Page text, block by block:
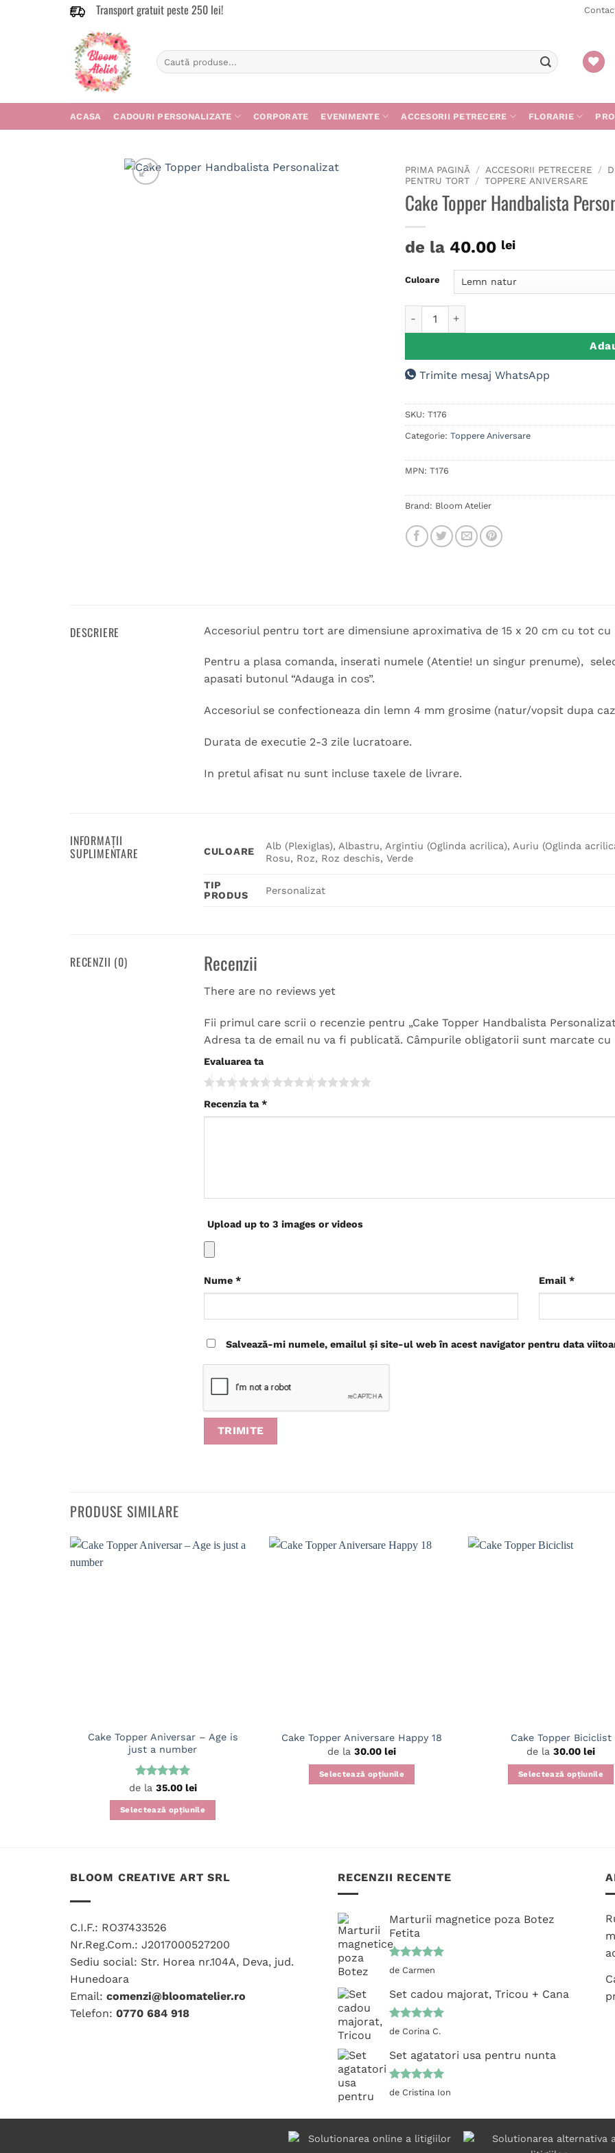
Transport gratuit peste 250 lei!
Caută
după:
ACASA CADOURI PERSONALIZATE CORPORATE EVENIMENTE ACCESORII PETRECERE FLORARIE
PRIMA PAGINĂ / ACCESORII PETRECERE /
PENTRU TORT / TOPPERE ANIVERSARE
Cake Topper Handbalista
de la 40.00 lei
Culoare
Trimite mesaj WhatsApp
SKU: T176
Categorie: Toppere Aniversare
MPN: T176
Brand: Bloom Atelier
DESCRIERE Accesoriul pentru tort are dimensiune aproximativa de 15 x 20 cm cu tot cu
Pentru a plasa comanda, inserati numele (Atentie! un singur prenume),
apasati butonul “Adauga in cos”.
Accesoriul se confectioneaza din lemn 4 mm grosime (natur/vopsit dupa
Durata de executie 2-3 zile lucratoare.
In pretul afisat nu sunt incluse taxele de livrare.
INFORMAȚII
SUPLIMENTARE CULOARE
Alb (Plexiglas), Albastru, Argintiu (Oglinda acrilica), Auriu (Oglinda
Rosu, Roz, Roz deschis, Verde
TIP
PRODUS
Personalizat
RECENZII (0) Recenzii
There are no reviews yet
Fii primul care scrii o recenzie pentru „Cake Topper Handbalista
Adresa ta de email nu va fi publicată. Câmpurile obligatorii sunt marcate cu
Evaluarea ta
Recenzia ta *
Upload up to 3 images or videos
Nume * Email *
Salvează-mi numele, emailul și site-ul web în acest navigator pentru data
PRODUSE SIMILARE
Cake Topper Aniversar – Age is
just a number
Evaluat la
de la 35.00 lei
Selectează opțiunile
mai
Opțiunile
alese
pagina
produsului.
Cake Topper Aniversare Happy 18
de la 30.00 lei
Selectează opțiunile
alese
în
pagina
Cake Topper Biciclist
de la 30.00 lei
Selectează opțiunile
produsului.
BLOOM CREATIVE ART SRL
C.I.F.: RO37433526
Nr.Reg.Com.: J2017000527200
Sediu social: Str. Horea nr.104A, Deva, jud.
Hunedoara
Email: comenzi@bloomatelier.ro
Telefon: 0770 684 918
RECENZII RECENTE
Marturii magnetice poza Botez
Fetita
Evaluat la
de Carmen
Set cadou majorat, Tricou + Cana
Evaluat la
de Corina C.
Set agatatori usa pentru nunta
Evaluat la
de Cristina Ion